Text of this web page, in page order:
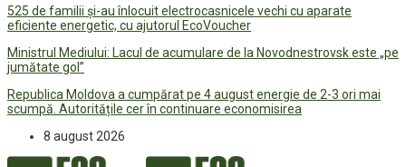
525 de familii și-au înlocuit electrocasnicele vechi cu aparate
eficiente energetic, cu ajutorul EcoVoucher
Ministrul Mediului: Lacul de acumulare de la Novodnestrovsk este „pe
jumătate gol”
Republica Moldova a cumpărat pe 4 august energie de 2-3 ori mai
scumpă. Autoritățile cer în continuare economisirea
8 august 2026